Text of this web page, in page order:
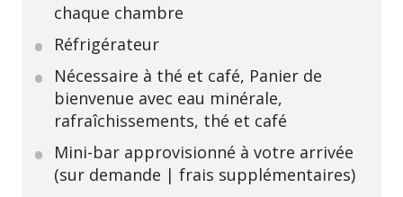
chaque chambre
Réfrigérateur
Nécessaire à thé et café, Panier de
bienvenue avec eau minérale,
rafraîchissements, thé et café
Mini-bar approvisionné à votre arrivée
(sur demande | frais supplémentaires)